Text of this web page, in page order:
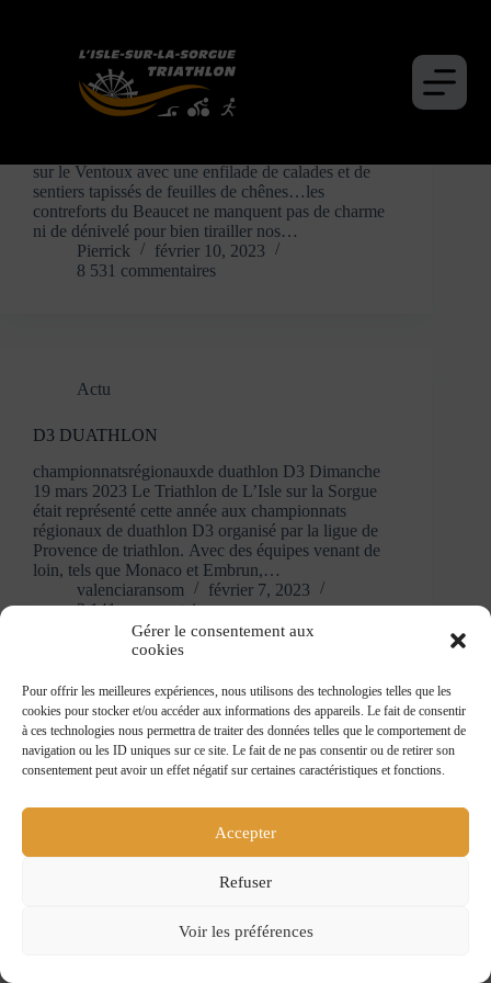
Gérer le consentement aux
cookies
Pour offrir les meilleures expériences, nous utilisons des technologies telles que les
cookies pour stocker et/ou accéder aux informations des appareils. Le fait de consentir
à ces technologies nous permettra de traiter des données telles que le comportement de
navigation ou les ID uniques sur ce site. Le fait de ne pas consentir ou de retirer son
consentement peut avoir un effet négatif sur certaines caractéristiques et fonctions.
Accepter
Refuser
Voir les préférences
Actu
sur le Ventoux avec une enfilade de calades et de
sentiers tapissés de feuilles de chênes…les
contreforts du Beaucet ne manquent pas de charme
ni de dénivelé pour bien tirailler nos…
Pierrick
février 10, 2023
8 531 commentaires
Actu
D3 DUATHLON
championnatsrégionauxde duathlon D3 Dimanche
19 mars 2023 Le Triathlon de L’Isle sur la Sorgue
était représenté cette année aux championnats
régionaux de duathlon D3 organisé par la ligue de
Provence de triathlon. Avec des équipes venant de
loin, tels que Monaco et Embrun,…
valenciaransom
février 7, 2023
3 141 commentaires